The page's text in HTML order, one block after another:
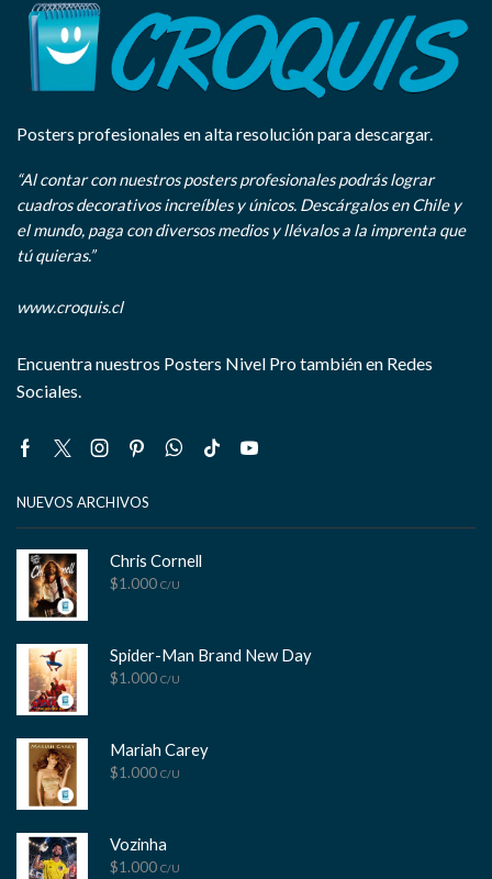
Posters profesionales en alta resolución para descargar.
“Al contar con nuestros posters profesionales podrás lograr
cuadros decorativos increíbles y únicos. Descárgalos en Chile y
el mundo, paga con diversos medios y llévalos a la imprenta que
tú quieras.”
www.croquis.cl
Encuentra nuestros Posters Nivel Pro también en Redes
Sociales.
Facebook
TwitterInstagram
PinterestWhatsapp
Tik- Youtube
NUEVOS ARCHIVOS
Chris Cornell
$1.000 C/U
Spider-Man Brand New Day
$1.000 C/U
Mariah Carey
$1.000 C/U
Vozinha
$1.000 C/U